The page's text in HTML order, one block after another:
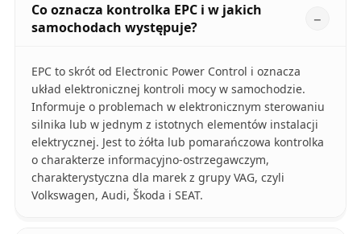
Co oznacza kontrolka EPC i w jakich
samochodach występuje?
EPC to skrót od Electronic Power Control i oznacza
układ elektronicznej kontroli mocy w samochodzie.
Informuje o problemach w elektronicznym sterowaniu
silnika lub w jednym z istotnych elementów instalacji
elektrycznej. Jest to żółta lub pomarańczowa kontrolka
o charakterze informacyjno-ostrzegawczym,
charakterystyczna dla marek z grupy VAG, czyli
Volkswagen, Audi, Škoda i SEAT.